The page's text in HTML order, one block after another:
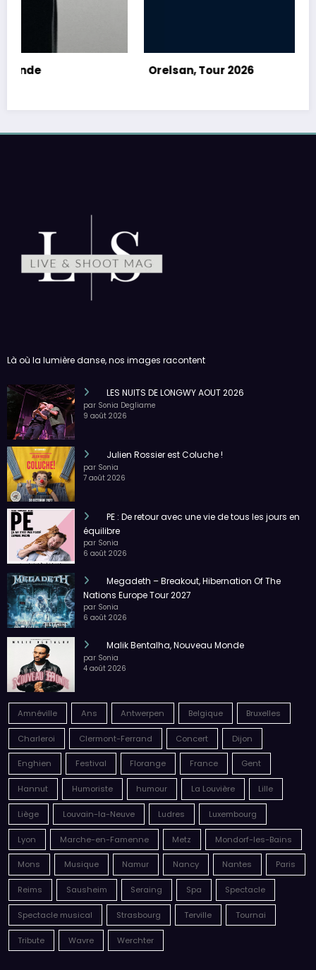
Orelsan, Tour 2026
Là où la lumière danse, nos images racontent
LES NUITS DE LONGWY AOUT 2026
par Sonia Degliame
9 août 2026
Julien Rossier est Coluche !
par Sonia
7 août 2026
PE : De retour avec une vie de tous les jours en
équilibre
par Sonia
6 août 2026
Megadeth – Breakout, Hibernation Of The
Nations Europe Tour 2027
par Sonia
6 août 2026
Malik Bentalha, Nouveau Monde
par Sonia
4 août 2026
Amnéville Ans Antwerpen Belgique Bruxelles
Charleroi Clermont-Ferrand Concert Dijon
Enghien Festival Florange France Gent
Hannut Humoriste humour La Louvière Lille
Liège Louvain-la-Neuve Ludres Luxembourg
Lyon Marche-en-Famenne Metz Mondorf-les-Bains
Mons Musique Namur Nancy Nantes Paris
Reims Sausheim Seraing Spa Spectacle
Spectacle musical Strasbourg Terville Tournai
Tribute Wavre Werchter